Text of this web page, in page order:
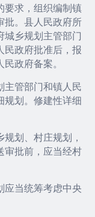
求，组织编制镇
批。县人民政府所
城乡规划主管部门
民政府批准后，报
政府备案。
管部门和镇人民
规划。修建性详细
划、村庄规划，
审批前，应当经村
当统筹考虑中央